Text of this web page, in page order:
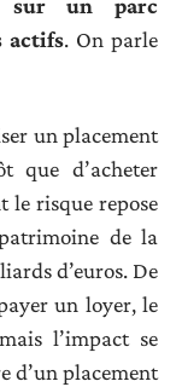
sur un parc
actifs. On parle
un placement
que d’acheter
risque repose
de la
d’euros. De
un loyer, le
l’impact se
d’un placement